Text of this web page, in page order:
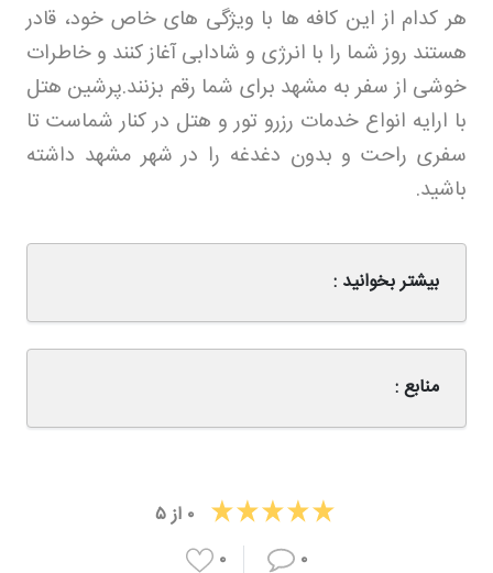
هر کدام از این کافه ها با ویژگی های خاص خود، قادر
هستند روز شما را با انرژی و شادابی آغاز کنند و خاطرات
خوشی از سفر به مشهد برای شما رقم بزنند.پرشین هتل
با ارایه انواع خدمات رزرو تور و هتل در کنار شماست تا
سفری راحت و بدون دغدغه را در شهر مشهد داشته
باشید.
بیشتر بخوانید :
منابع :
۰ از۵
۰
۰